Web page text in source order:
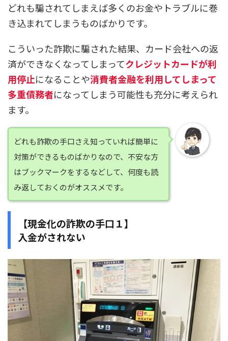
どれも騙されてしまえば多くのお金やトラブルに巻
き込まれてしまうものばかりです。
こういった詐欺に騙された結果、カード会社への返
済ができなくなってしまってクレジットカードが利
用停止になることや消費者金融を利用してしまって
多重債務者になってしまう可能性も充分に考えられ
ます。
どれも詐欺の手口さえ知っていれば簡単に
対策ができるものばかりなので、不安な方
はブックマークをするなどして、何度も読
み返しておくのがオススメです。
【現金化の詐欺の手口１】
入金がされない